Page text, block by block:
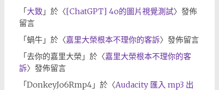
「 大致 」於〈[ChatGPT] 4o的圖片視覺測試〉發佈
留言
「 蝸牛」於〈嘉里大榮根本不理你的客訴〉發佈留言
「 去你的嘉里大榮 」於〈嘉里大榮根本不理你的客
訴〉發佈留言
「 DonkeyJo6Rmp4」於〈Audacity 匯入 mp3 出